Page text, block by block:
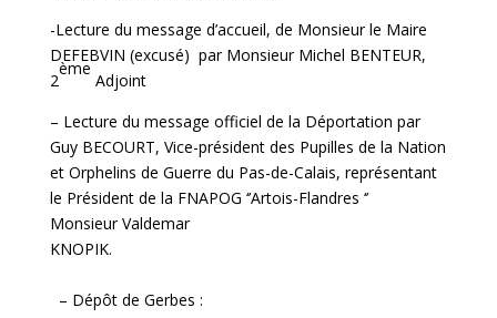
-Lecture du message d’accueil, de Monsieur le Maire
DEFEBVIN (excusé) par Monsieur Michel BENTEUR,
2
ème
Adjoint
– Lecture du message officiel de la Déportation par
Guy BECOURT, Vice-président des Pupilles de la Nation
et Orphelins de Guerre du Pas-de-Calais, représentant
le Président de la FNAPOG ‘’Artois-Flandres ‘’
Monsieur Valdemar
KNOPIK.
– Dépôt de Gerbes :